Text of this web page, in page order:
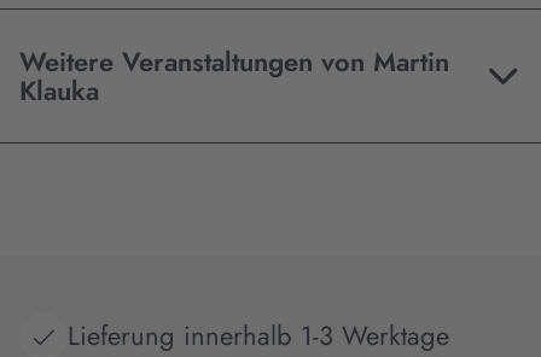
Weitere Veranstaltungen von Martin
Klauka
Lieferung innerhalb 1-3 Werktage